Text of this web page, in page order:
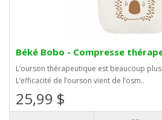
Béké Bobo - Compresse
L’ourson thérapeutique est beaucoup
L’efficacité de l’ourson vient de l’osm..
25,99 $